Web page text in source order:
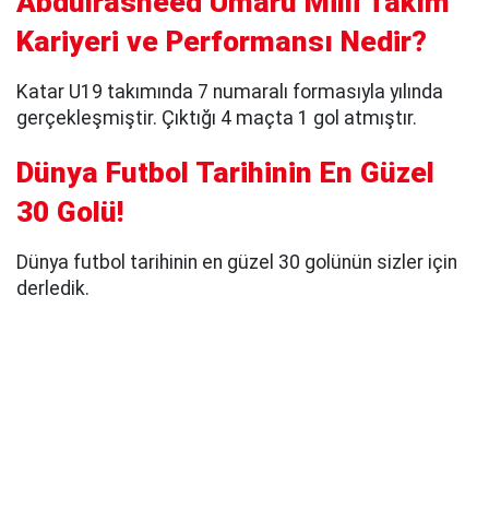
Kariyeri ve Performansı Nedir?
Katar U19 takımında 7 numaralı formasıyla yılında
gerçekleşmiştir. Çıktığı 4 maçta 1 gol atmıştır.
Dünya Futbol Tarihinin En Güzel
30 Golü!
Dünya futbol tarihinin en güzel 30 golünün sizler için
derledik.